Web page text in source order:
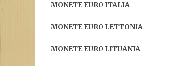
MONETE EURO ITALIA
MONETE EURO LETTONIA
MONETE EURO LITUANIA